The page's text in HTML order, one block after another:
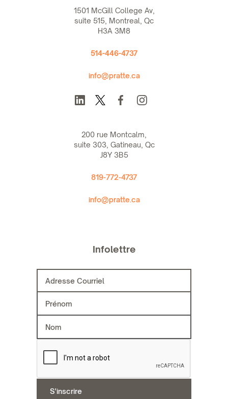
1501 McGill College Av,
suite 515, Montreal, Qc
H3A 3M8
514-446-4737
info@pratte.ca
200 rue Montcalm,
suite 303, Gatineau, Qc
J8Y 3B5
819-772-4737
info@pratte.ca
Infolettre